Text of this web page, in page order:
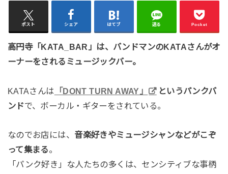
ポスト シェア はてブ 送る Pocket
高円寺「KATA_BAR」は、バンドマンのKATAさんがオ
ーナーをされるミュージックバー。
KATAさんは 「DONT TURN AWAY」
というパンクバ
ンドで、ボーカル・ギターをされている。
なのでお店には、 音楽好きやミュージシャンなどがこぞ
って集まる。
「パンク好き」な人たちの多くは、センシティブな事柄